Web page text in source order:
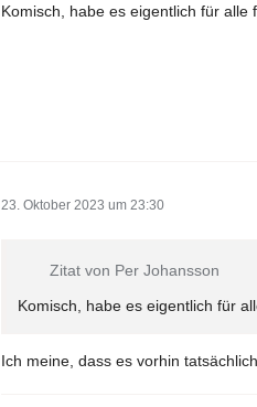
Komisch, habe es eigentlich für alle
23. Oktober 2023 um 23:30
Zitat von Per Johansson
Komisch, habe es eigentlich für
Ich meine, dass es vorhin